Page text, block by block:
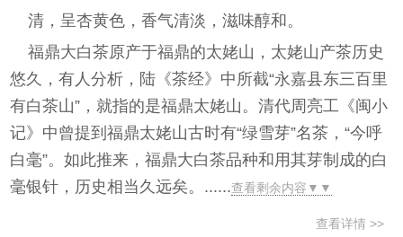
清，呈杏黄色，香气清淡，滋味醇和。
福鼎大白茶原产于福鼎的太姥山，太姥山产茶历史
悠久，有人分析，陆《茶经》中所截“永嘉县东三百里
有白茶山”，就指的是福鼎太姥山。清代周亮工《闽小
记》中曾提到福鼎太姥山古时有“绿雪芽”名茶，“今呼
白毫”。如此推来，福鼎大白茶品种和用其芽制成的白
毫银针，历史相当久远矣。......查看剩余内容▼▼
查看详情 >>